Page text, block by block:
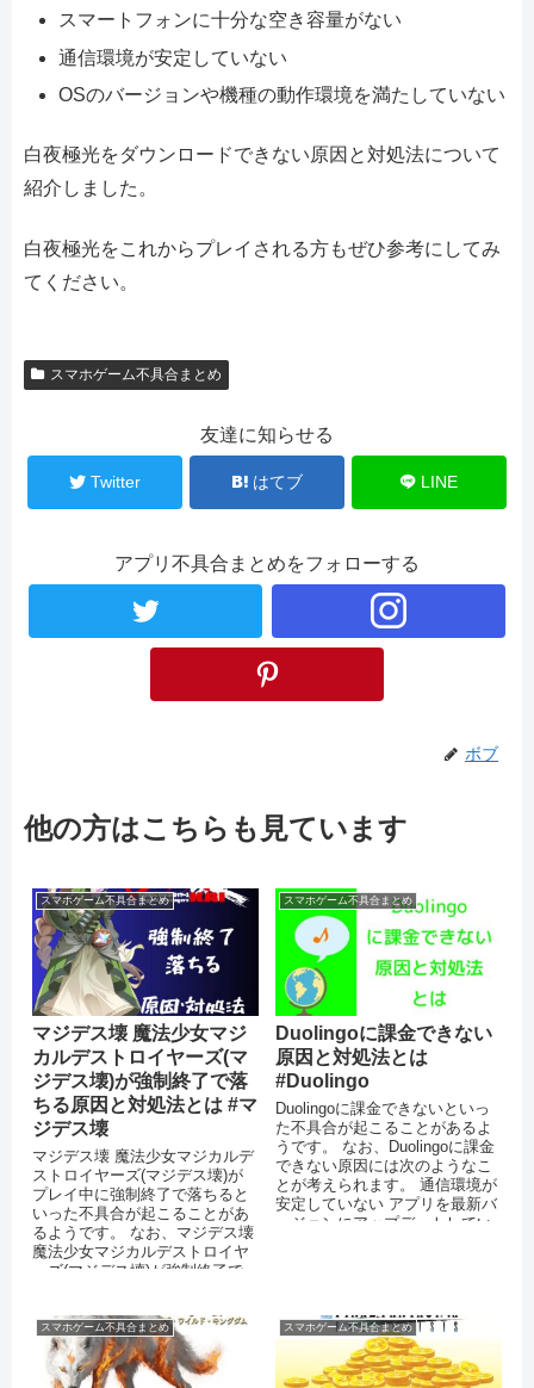
スマートフォンに十分な空き容量がない
通信環境が安定していない
OSのバージョンや機種の動作環境を満たしていない
白夜極光をダウンロードできない原因と対処法について
紹介しました。
白夜極光をこれからプレイされる方もぜひ参考にしてみ
てください。
スマホゲーム不具合まとめ
友達に知らせる
Twitter はてブ LINE
アプリ不具合まとめをフォローする
ボブ
他の方はこちらも見ています
スマホゲーム不具合まとめ
マジデス壊 魔法少女マジ
カルデストロイヤーズ(マ
ジデス壊)が強制終了で落
ちる原因と対処法とは #マ
ジデス壊
マジデス壊 魔法少女マジカルデ
ストロイヤーズ(マジデス壊)が
プレイ中に強制終了で落ちると
いった不具合が起こることがあ
るようです。 なお、マジデス壊
魔法少女マジカルデストロイヤ
ーズ(マジデス壊)が強制終了で
スマホゲーム不具合まとめ
Duolingoに課金できない
原因と対処法とは
#Duolingo
Duolingoに課金できないといっ
た不具合が起こることがあるよ
うです。 なお、Duolingoに課金
できない原因には次のようなこ
とが考えられます。 通信環境が
安定していない アプリを最新バ
ージョンにアップデートしてい
スマホゲーム不具合まとめ スマホゲーム不具合まとめ